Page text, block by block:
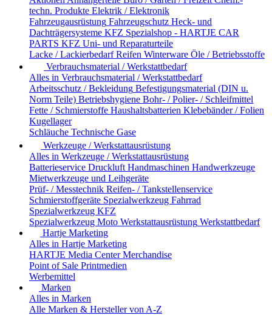
techn. Produkte Elektrik / Elektronik
Fahrzeugausrüstung Fahrzeugschutz Heck- und
Dachträgersysteme KFZ Spezialshop - HARTJE CAR
PARTS KFZ Uni- und Reparaturteile
Lacke / Lackierbedarf Reifen Winterware Öle / Betriebsstoffe
Verbrauchsmaterial / Werkstattbedarf
Alles in Verbrauchsmaterial / Werkstattbedarf
Arbeitsschutz / Bekleidung Befestigungsmaterial (DIN u.
Norm Teile) Betriebshygiene Bohr- / Polier- / Schleifmittel
Fette / Schmierstoffe Haushaltsbatterien Klebebänder / Folien
Kugellager
Schläuche Technische Gase
Werkzeuge / Werkstattausrüstung
Alles in Werkzeuge / Werkstattausrüstung
Batterieservice Druckluft Handmaschinen Handwerkzeuge
Mietwerkzeuge und Leihgeräte
Prüf- / Messtechnik Reifen- / Tankstellenservice
Schmierstoffgeräte Spezialwerkzeug Fahrrad
Spezialwerkzeug KFZ
Spezialwerkzeug Moto Werkstattausrüstung Werkstattbedarf
Hartje Marketing
Alles in Hartje Marketing
HARTJE Media Center Merchandise
Point of Sale Printmedien
Werbemittel
Marken
Alles in Marken
Alle Marken & Hersteller von A-Z